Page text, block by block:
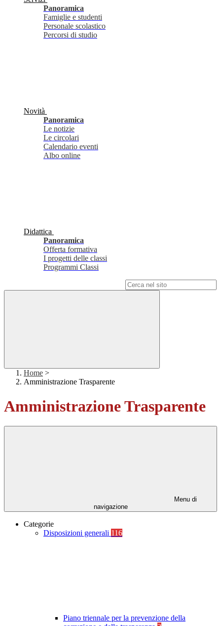
Panoramica
Famiglie e studenti
Personale scolastico
Percorsi di studio
Novità
Panoramica
Le notizie
Le circolari
Calendario eventi
Albo online
Didattica
Panoramica
Offerta formativa
I progetti delle classi
Programmi Classi
Home >
Amministrazione Trasparente
Amministrazione Trasparente
Menu di
navigazione
Categorie
Disposizioni generali 116
Piano triennale per la prevenzione della